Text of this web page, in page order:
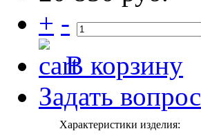
+ -
В корзину
Задать вопрос
Характеристики изделия: